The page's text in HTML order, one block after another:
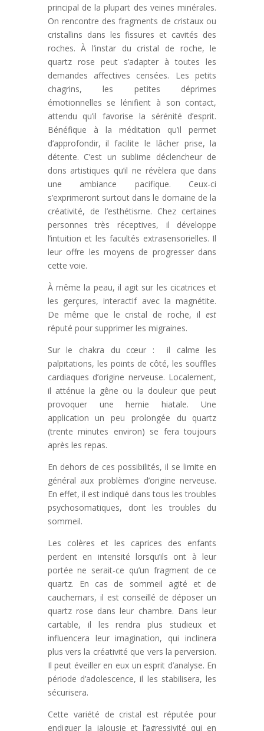
principal de la plupart des veines minérales.
On rencontre des fragments de cristaux ou
cristallins dans les fissures et cavités des
roches. À l’instar du cristal de roche, le
quartz rose peut s’adapter à toutes les
demandes affectives censées. Les petits
chagrins, les petites déprimes
émotionnelles se lénifient à son contact,
attendu qu’il favorise la sérénité d’esprit.
Bénéfique à la méditation qu’il permet
d’approfondir, il facilite le lâcher prise, la
détente. C’est un sublime déclencheur de
dons artistiques qu’il ne révèlera que dans
une ambiance pacifique. Ceux-ci
s’exprimeront surtout dans le domaine de la
créativité, de l’esthétisme. Chez certaines
personnes très réceptives, il développe
l’intuition et les facultés extrasensorielles. Il
leur offre les moyens de progresser dans
cette voie.
À même la peau, il agit sur les cicatrices et
les gerçures, interactif avec la magnétite.
De même que le cristal de roche, ilest
réputé pour supprimer les migraines.
Sur le chakra du cœur : il calme les
palpitations, les points de côté, les souffles
cardiaques d’origine nerveuse. Localement,
il atténue la gêne ou la douleur que peut
provoquer une hernie hiatale. Une
application un peu prolongée du quartz
(trente minutes environ) se fera toujours
après les repas.
En dehors de ces possibilités, il se limite en
général aux problèmes d’origine nerveuse.
En effet, il est indiqué dans tous les troubles
psychosomatiques, dont les troubles du
sommeil.
Les colères et les caprices des enfants
perdent en intensité lorsqu’ils ont à leur
portée ne serait-ce qu’un fragment de ce
quartz. En cas de sommeil agité et de
cauchemars, il est conseillé de déposer un
quartz rose dans leur chambre. Dans leur
cartable, il les rendra plus studieux et
influencera leur imagination, qui inclinera
plus vers la créativité que vers la perversion.
Il peut éveiller en eux un esprit d’analyse. En
période d’adolescence, il les stabilisera, les
sécurisera.
Cette variété de cristal est réputée pour
endiguer la jalousie et l’agressivité qui en